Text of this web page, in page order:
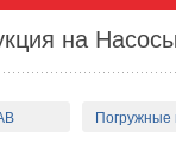
на
Погружные